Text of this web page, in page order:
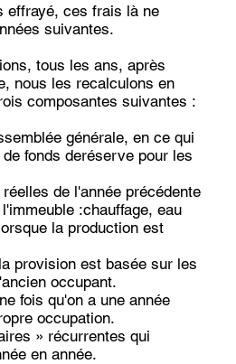
effrayé, ces frais là ne
suivantes.
tous les ans, après
nous les recalculons en
composantes suivantes :
générale, en ce qui
fonds deréserve pour les
de l'année précédente
:chauffage, eau
la production est
provision est basée sur les
occupant.
fois qu'on a une année
occupation.
» récurrentes qui
en année.